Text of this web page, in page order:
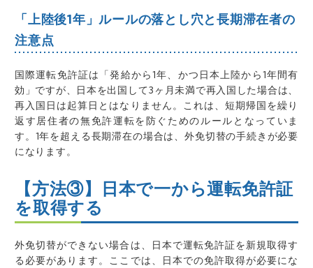
「上陸後1年」ルールの落とし穴と長期滞在者の
注意点
国際運転免許証は「発給から1年、かつ日本上陸から1年間有
効」ですが、日本を出国して3ヶ月未満で再入国した場合は、
再入国日は起算日とはなりません。これは、短期帰国を繰り
返す居住者の無免許運転を防ぐためのルールとなっていま
す。1年を超える長期滞在の場合は、外免切替の手続きが必要
になります。
【方法③】日本で一から運転免許証
を取得する
外免切替ができない場合は、日本で運転免許証を新規取得す
る必要があります。ここでは、日本での免許取得が必要にな